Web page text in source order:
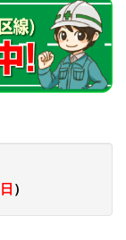
日 ）